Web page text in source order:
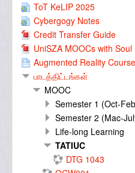
ToT KeLIP 2025
Cybergogy Notes
Credit Transfer Guide
UniSZA MOOCs with Soul
Augmented Reality
பாடத்திட்டங்கள்
MOOC
Semester 1 (Oct-
Semester 2 (Mac-
Life-long Learning
TATIUC
DTG 1043